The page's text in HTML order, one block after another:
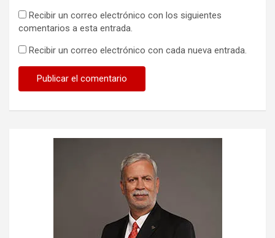
Recibir un correo electrónico con los siguientes
comentarios a esta entrada.
Recibir un correo electrónico con cada nueva entrada.